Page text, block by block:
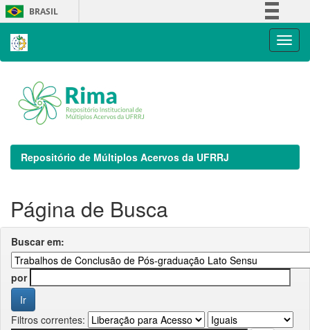
Skip
navigation
BRASIL
Repositório de Múltiplos Acervos da UFRRJ
Página de Busca
Buscar em:
por
Filtros correntes: